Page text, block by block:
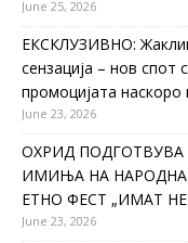
June 25, 2026
ЕКСКЛУЗИВНО:
сензација – нов спот
промоцијата
June 23, 2026
ОХРИД ПОДГОТВУВА
ИМИЊА НА
ЕТНО ФЕСТ „ИМАТ
June 23, 2026